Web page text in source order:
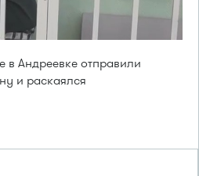
в Андреевке отправили
и раскаялся